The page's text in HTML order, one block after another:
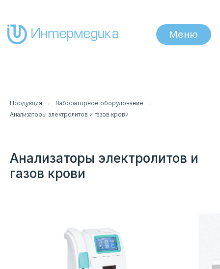
Продукция → Лабораторное оборудование →
Анализаторы электролитов и газов крови
Анализаторы электролитов и
газов крови